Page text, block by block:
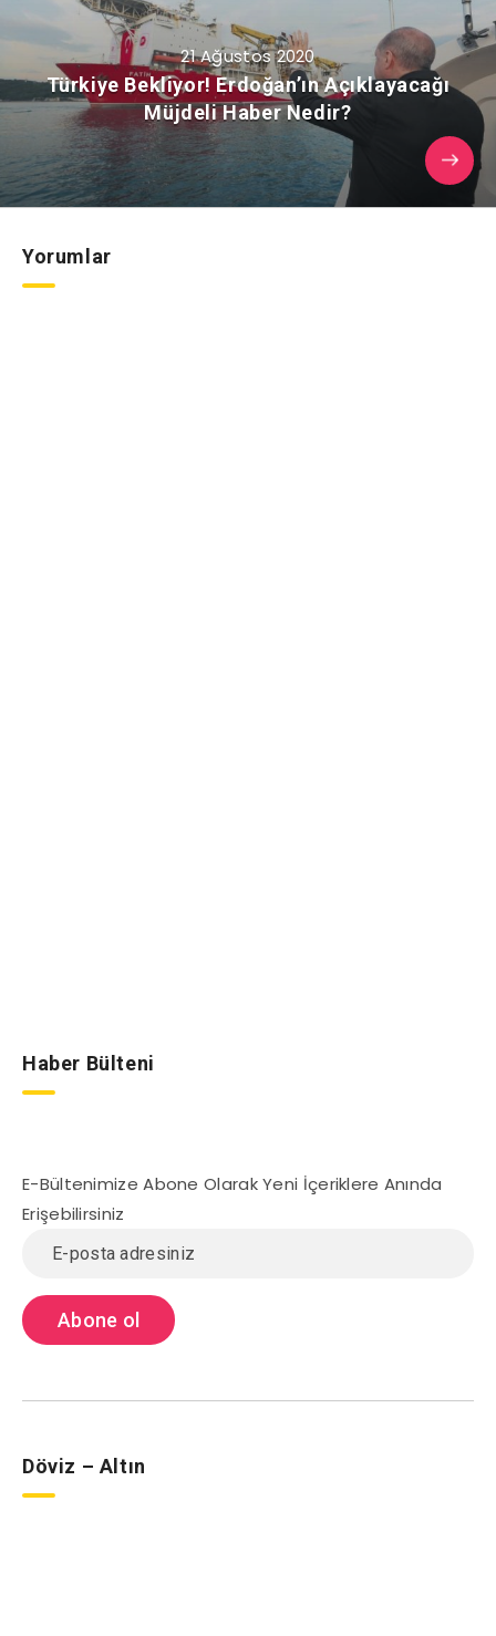
21 Ağustos 2020
Türkiye Bekliyor! Erdoğan’ın Açıklayacağı
Müjdeli Haber Nedir?
Yorumlar
Haber Bülteni
E-Bültenimize Abone Olarak Yeni İçeriklere Anında
Erişebilirsiniz
Döviz – Altın